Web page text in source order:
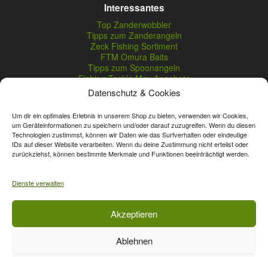
Datenschutz & Cookies
Um dir ein optimales Erlebnis in unserem Shop zu bieten, verwenden wir Cookies,
um Geräteinformationen zu speichern und/oder darauf zuzugreifen. Wenn du diesen
Technologien zustimmst, können wir Daten wie das Surfverhalten oder eindeutige
IDs auf dieser Website verarbeiten. Wenn du deine Zustimmung nicht erteilst oder
zurückziehst, können bestimmte Merkmale und Funktionen beeinträchtigt werden.
Dienste verwalten
Akzeptieren
Ablehnen
Interessantes
Top Zanderwobbler
Tipps zum Zanderangeln
Zeck Fishing Sortiment
FTM Omura Baits
Tipps zum Spoonangeln
Fishing Tackle Max Angebote
Seika Pro Produkte
Nightveit Zanderwobbler
Vertrag widerrufen
Unsere Onlinepreise können günstiger sein.
Affiliate, Partner Rabatt-Codes und Aktionscodes gelten für das gesamte
Sortiment, davon ausgeschlossen sind Gutscheine, Sale-Produkte, Zeck
Codes gelten für das gesamte Sortiment.